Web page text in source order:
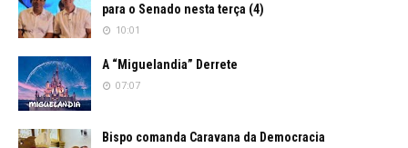
para o Senado nesta terça (4)
10:01
A “Miguelandia” Derrete
07:07
Bispo comanda Caravana da Democracia